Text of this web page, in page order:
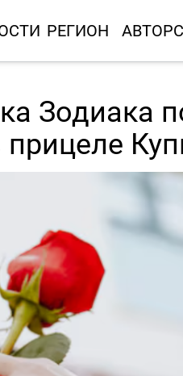
РЕГИОН
Зодиака